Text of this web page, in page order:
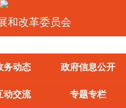
和改革委员会
务动态 政府信息公开
动交流 专题专栏